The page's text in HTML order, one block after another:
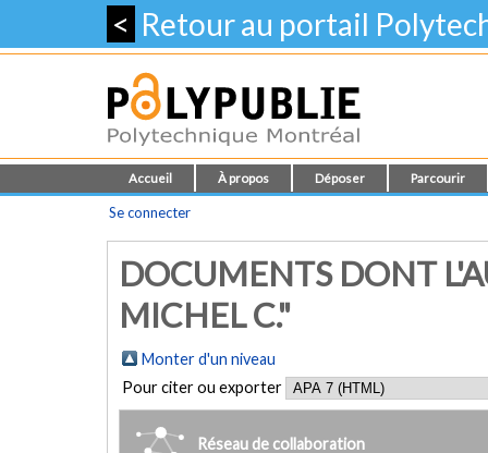
< Retour au portail
Accueil À propos Déposer Parcourir
Se connecter
DOCUMENTS DONT
MICHEL C."
Monter d'un niveau
Pour citer ou exporter
Réseau de collaboration